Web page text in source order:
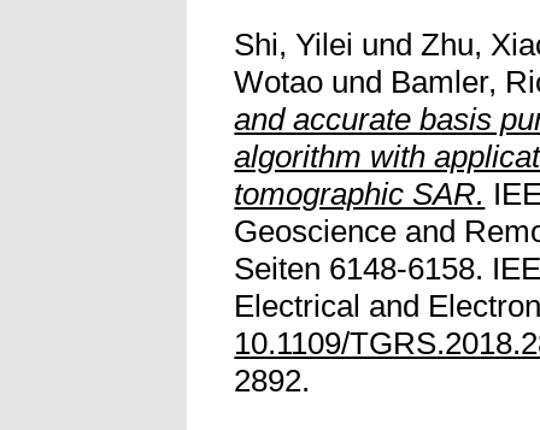
Shi, Yilei undZhu,
Wotao und Bamler,
and accurate basis
algorithm with
tomographic SAR.
Geoscience and
Seiten 6148-6158.
Electrical and
10.1109/
2892.